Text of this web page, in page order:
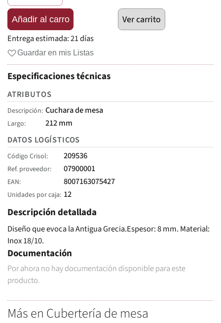
Añadir al carro Ver carrito
Entrega estimada:21 días
Guardar en mis Listas
Especificaciones técnicas
ATRIBUTOS
Descripción Cuchara de mesa
Largo
212 mm
DATOS LOGÍSTICOS
Código Crisol 209536
Ref. proveedor 07900001
EAN 8007163075427
Unidades por caja 12
Descripción detallada
Diseño que evoca la Antigua Grecia.Espesor: 8 mm. Material:
Inox 18/10.
Documentación
Por ahora no hay documentación disponible para este
producto.
Más en Cubertería de mesa